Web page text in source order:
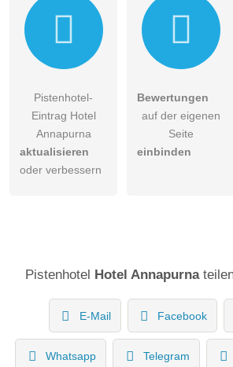
Pistenhotel-
Eintrag Hotel
Annapurna
aktualisieren
oder verbessern
Bewertungen
auf der eigenen
Seite
einbinden
Pistenhotel Hotel Annapurna
E-Mail Facebook
Whatsapp Telegram